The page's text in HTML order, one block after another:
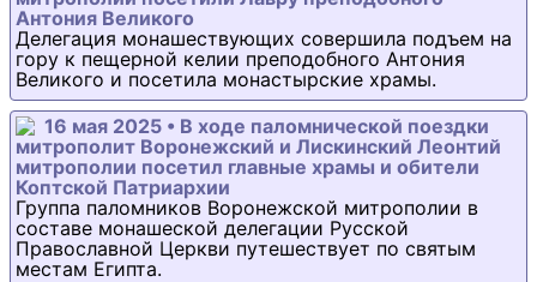
Антония Великого
Делегация монашествующих совершила подъем на
гору к пещерной келии преподобного Антония
Великого и посетила монастырские храмы.
16 мая 2025 • В ходе паломнической поездки
митрополит Воронежский и Лискинский Леонтий
митрополии посетил главные храмы и обители
Коптской Патриархии
Группа паломников Воронежской митрополии в
составе монашеской делегации Русской
Православной Церкви путешествует по святым
местам Египта.